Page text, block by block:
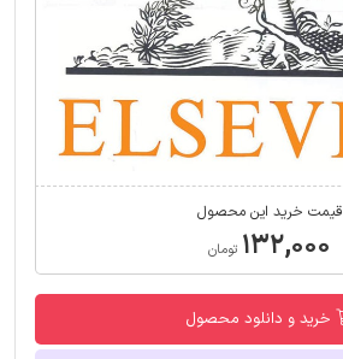
قیمت خرید این محصول
۱۳۲,۰۰۰ تومان
خرید و دانلود محصول